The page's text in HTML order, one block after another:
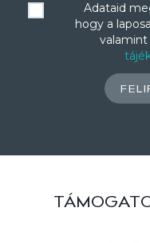
Adataid
hogy a